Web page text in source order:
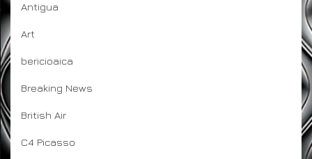
Antigua
Art
bericioaica
Breaking News
British Air
C4 Picasso